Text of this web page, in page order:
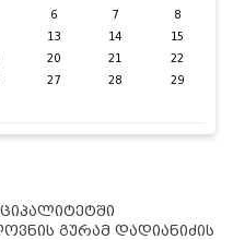
6 7
8
13 14
15
20 21
22
27 28
29
გურამ დადიანიძის